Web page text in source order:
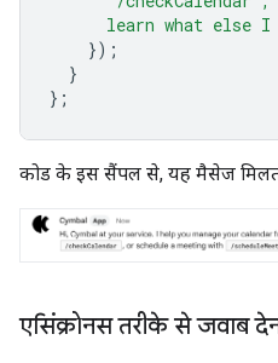
learn what else I
});
}
};
कोड के इस सैंपल से, यह मैसेज
एसिंक्रोनस तरीके से जवाब